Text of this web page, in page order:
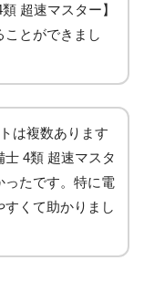
超速マスター】
ことができまし
は複数あります
4類 超速マスタ
ったです。特に電
くて助かりまし